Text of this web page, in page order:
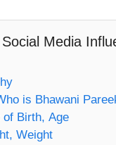
Media
is Bhawani
of Birth, Age
Weight